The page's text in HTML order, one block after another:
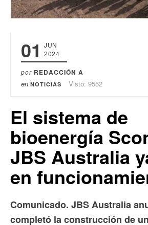
01
JUN
2024
por REDACCIÓN A
en NOTICIAS Visto: 9552
El sistema de
bioenergía
JBS Australia
en
Comunicado. JBS Australia
completó la construcción de